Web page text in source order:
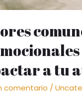
a tu
comentario /